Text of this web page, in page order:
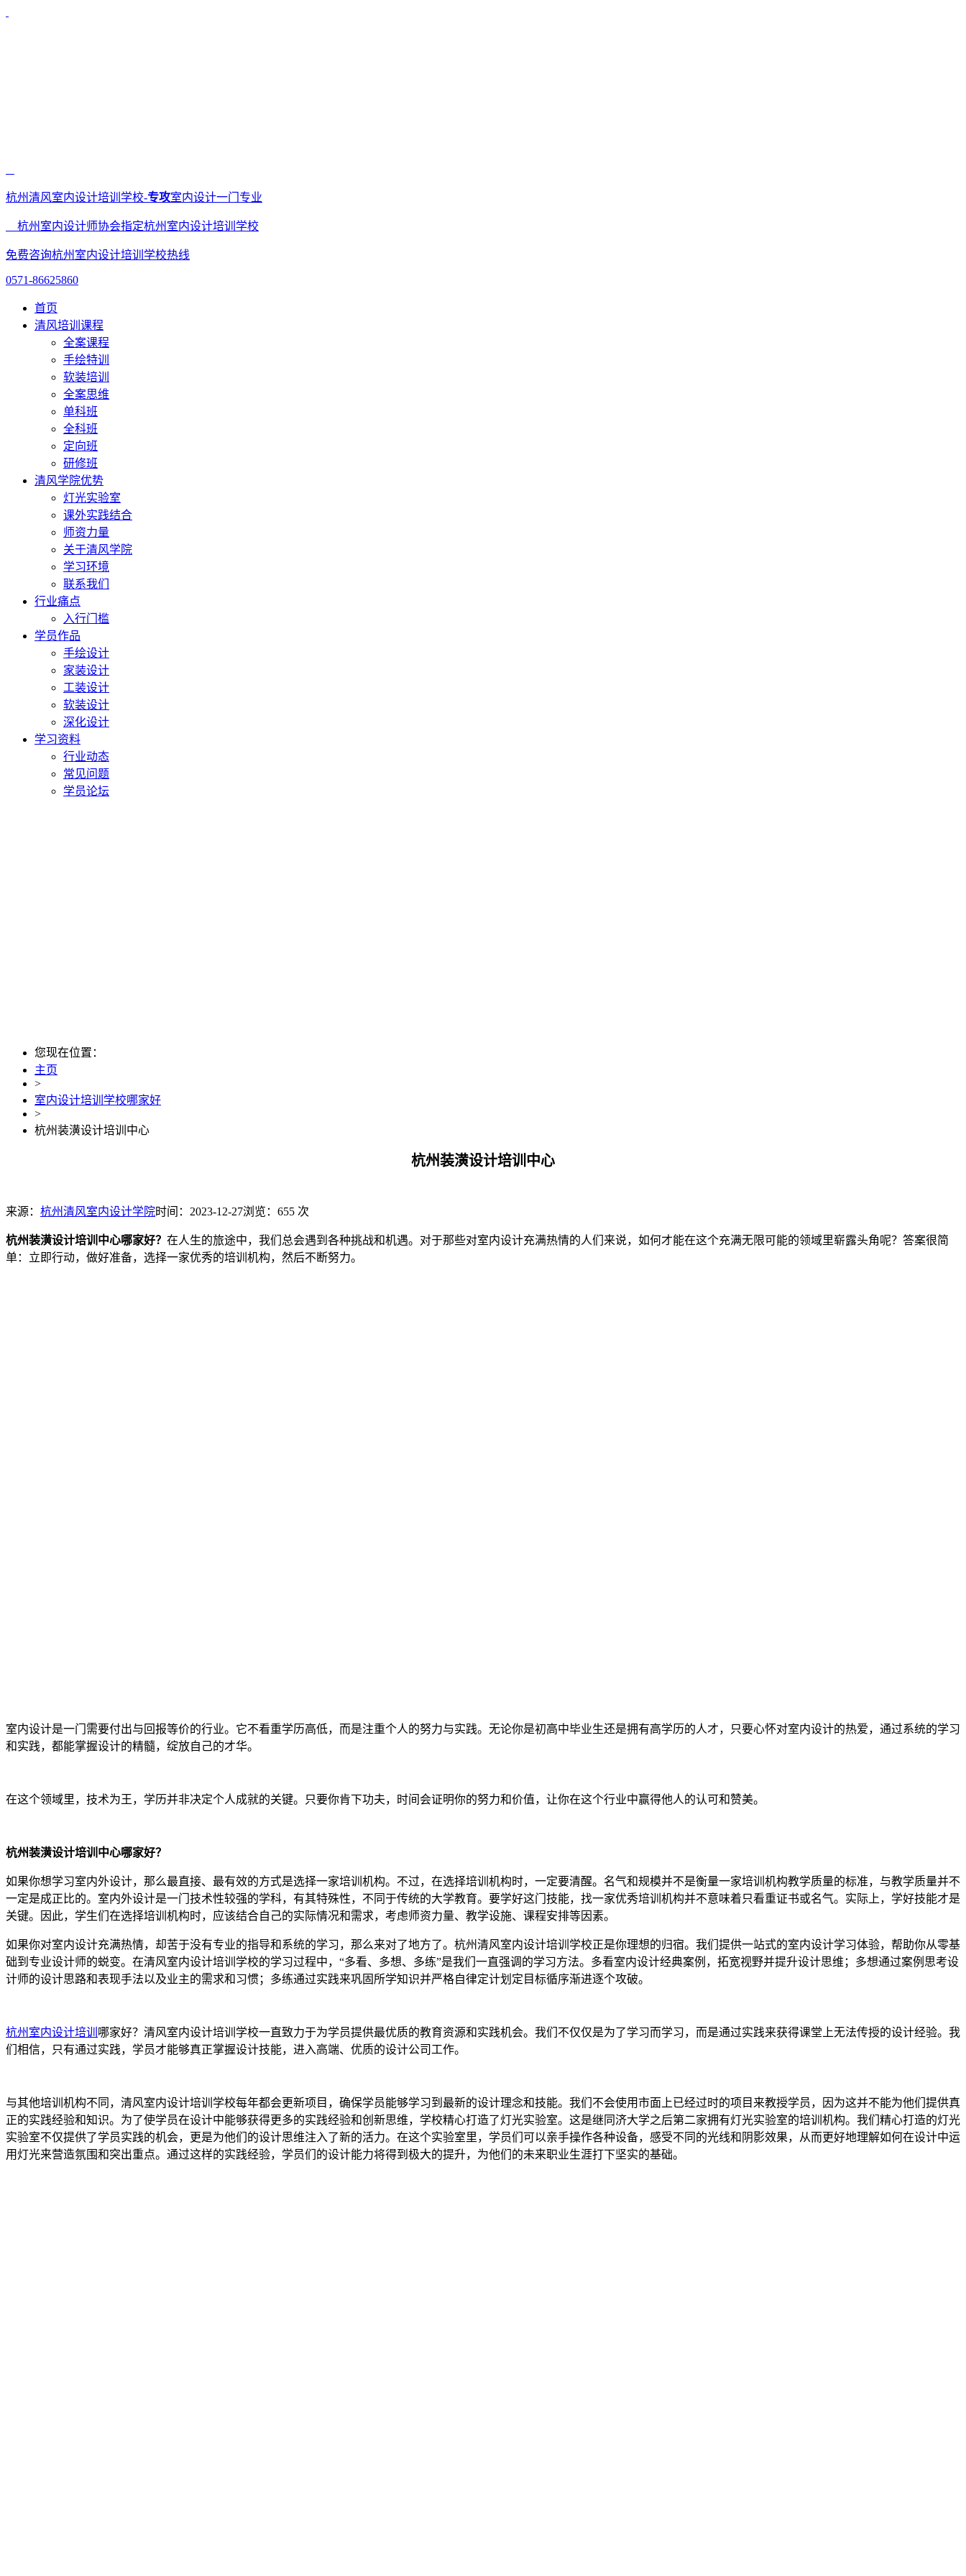
杭州清风室内设计培训学校-专攻室内设计一门专业
杭州室内设计师协会指定杭州室内设计培训学校
免费咨询杭州室内设计培训学校热线
0571-86625860
首页
清风培训课程
全案课程
手绘特训
软装培训
全案思维
单科班
全科班
定向班
研修班
清风学院优势
灯光实验室
课外实践结合
师资力量
关于清风学院
学习环境
联系我们
行业痛点
入行门槛
学员作品
手绘设计
家装设计
工装设计
软装设计
深化设计
学习资料
行业动态
常见问题
学员论坛
您现在位置：
主页
>
室内设计培训学校哪家好
>
杭州装潢设计培训中心
杭州装潢设计培训中心
来源： 杭州清风室内设计学院时间：2023-12-27浏览：655 次
杭州装潢设计培训中心哪家好？ 在人生的旅途中，我们总会遇到各种挑战和机遇。对于那些对室内设计充满热情的人们来说，如何才能在这个充满无限可能的领域里崭露头角呢？答案很简
单：立即行动，做好准备，选择一家优秀的培训机构，然后不断努力。
室内设计是一门需要付出与回报等价的行业。它不看重学历高低，而是注重个人的努力与实践。无论你是初高中毕业生还是拥有高学历的人才，只要心怀对室内设计的热爱，通过系统的学习
和实践，都能掌握设计的精髓，绽放自己的才华。
在这个领域里，技术为王，学历并非决定个人成就的关键。只要你肯下功夫，时间会证明你的努力和价值，让你在这个行业中赢得他人的认可和赞美。
杭州装潢设计培训中心哪家好？
如果你想学习室内外设计，那么最直接、最有效的方式是选择一家培训机构。不过，在选择培训机构时，一定要清醒。名气和规模并不是衡量一家培训机构教学质量的标准，与教学质量并不
一定是成正比的。室内外设计是一门技术性较强的学科，有其特殊性，不同于传统的大学教育。要学好这门技能，找一家优秀培训机构并不意味着只看重证书或名气。实际上，学好技能才是
关键。因此，学生们在选择培训机构时，应该结合自己的实际情况和需求，考虑师资力量、教学设施、课程安排等因素。
如果你对室内设计充满热情，却苦于没有专业的指导和系统的学习，那么来对了地方了。杭州清风室内设计培训学校正是你理想的归宿。我们提供一站式的室内设计学习体验，帮助你从零基
础到专业设计师的蜕变。在清风室内设计培训学校的学习过程中，“多看、多想、多练”是我们一直强调的学习方法。多看室内设计经典案例，拓宽视野并提升设计思维；多想通过案例思考设
计师的设计思路和表现手法以及业主的需求和习惯；多练通过实践来巩固所学知识并严格自律定计划定目标循序渐进逐个攻破。
杭州室内设计培训 哪家好？清风室内设计培训学校一直致力于为学员提供最优质的教育资源和实践机会。我们不仅仅是为了学习而学习，而是通过实践来获得课堂上无法传授的设计经验。我
们相信，只有通过实践，学员才能够真正掌握设计技能，进入高端、优质的设计公司工作。
与其他培训机构不同，清风室内设计培训学校每年都会更新项目，确保学员能够学习到最新的设计理念和技能。我们不会使用市面上已经过时的项目来教授学员，因为这并不能为他们提供真
正的实践经验和知识。为了使学员在设计中能够获得更多的实践经验和创新思维，学校精心打造了灯光实验室。这是继同济大学之后第二家拥有灯光实验室的培训机构。我们精心打造的灯光
实验室不仅提供了学员实践的机会，更是为他们的设计思维注入了新的活力。在这个实验室里，学员们可以亲手操作各种设备，感受不同的光线和阴影效果，从而更好地理解如何在设计中运
用灯光来营造氛围和突出重点。通过这样的实践经验，学员们的设计能力将得到极大的提升，为他们的未来职业生涯打下坚实的基础。